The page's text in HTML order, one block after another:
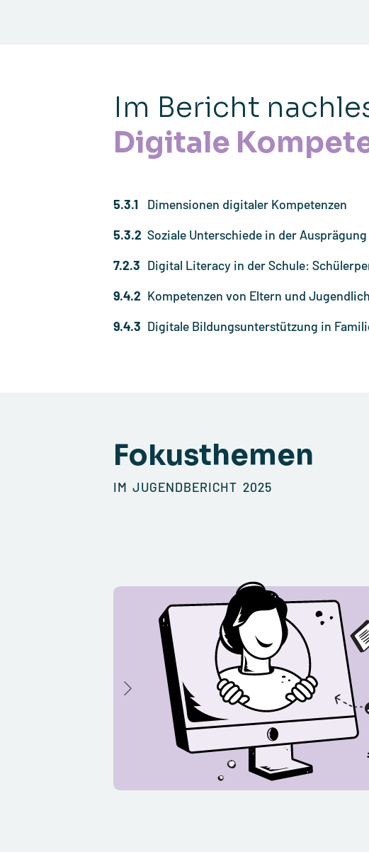
Im Bericht
Digitale
5.3.1
Dimensionen digitaler Kompetenzen
5.3.2 Soziale Unterschiede in der
7.2.3 Digital Literacy in der Schule:
9.4.2 Kompetenzen von Eltern und
9.4.3 Digitale Bildungsunterstützung in
Fokusthemen
IM JUGENDBERICHT 2025